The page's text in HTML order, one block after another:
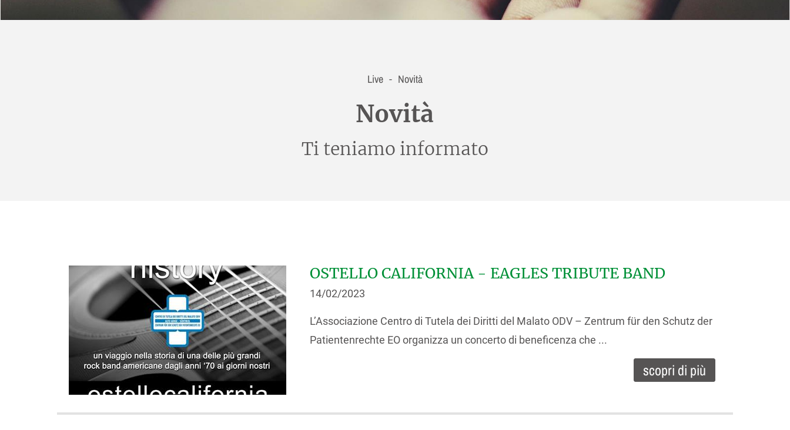
Live - Novità
Novità
Ti teniamo informato
OSTELLO CALIFORNIA - EAGLES TRIBUTE BAND
14/02/2023
L’Associazione Centro di Tutela dei Diritti del Malato ODV – Zentrum für den Schutz der
Patientenrechte EO organizza un concerto di beneficenza che ...
scopri di più